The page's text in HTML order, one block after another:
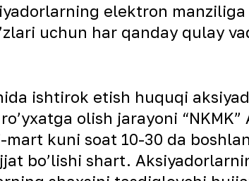
elektron
uchun har qanday qulay
ishtirok etish huquqi
olish jarayoni
mart kuni soat 10-30 da
boʼlishi shart.